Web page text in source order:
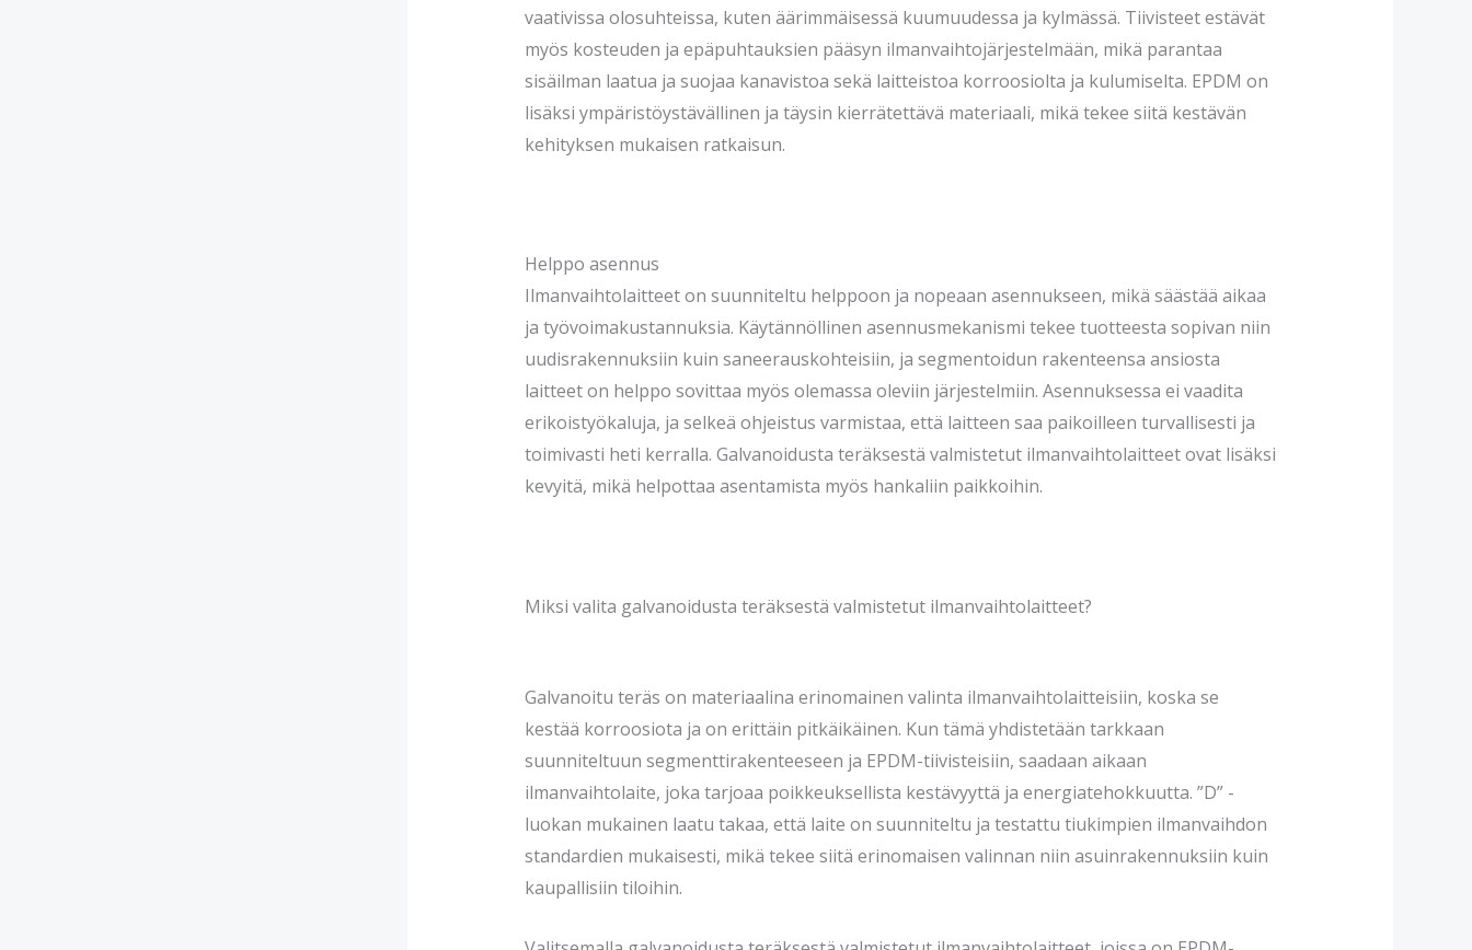
vaativissa olosuhteissa, kuten äärimmäisessä kuumuudessa ja kylmässä. Tiivisteet estävät
myös kosteuden ja epäpuhtauksien pääsyn ilmanvaihtojärjestelmään, mikä parantaa
sisäilman laatua ja suojaa kanavistoa sekä laitteistoa korroosiolta ja kulumiselta. EPDM on
lisäksi ympäristöystävällinen ja täysin kierrätettävä materiaali, mikä tekee siitä kestävän
kehityksen mukaisen ratkaisun.
Helppo asennus
Ilmanvaihtolaitteet on suunniteltu helppoon ja nopeaan asennukseen, mikä säästää aikaa
ja työvoimakustannuksia. Käytännöllinen asennusmekanismi tekee tuotteesta sopivan niin
uudisrakennuksiin kuin saneerauskohteisiin, ja segmentoidun rakenteensa ansiosta
laitteet on helppo sovittaa myös olemassa oleviin järjestelmiin. Asennuksessa ei vaadita
erikoistyökaluja, ja selkeä ohjeistus varmistaa, että laitteen saa paikoilleen turvallisesti ja
toimivasti heti kerralla. Galvanoidusta teräksestä valmistetut ilmanvaihtolaitteet ovat lisäksi
kevyitä, mikä helpottaa asentamista myös hankaliin paikkoihin.
Miksi valita galvanoidusta teräksestä valmistetut ilmanvaihtolaitteet?
Galvanoitu teräs on materiaalina erinomainen valinta ilmanvaihtolaitteisiin, koska se
kestää korroosiota ja on erittäin pitkäikäinen. Kun tämä yhdistetään tarkkaan
suunniteltuun segmenttirakenteeseen ja EPDM-tiivisteisiin, saadaan aikaan
ilmanvaihtolaite, joka tarjoaa poikkeuksellista kestävyyttä ja energiatehokkuutta. ”D” -
luokan mukainen laatu takaa, että laite on suunniteltu ja testattu tiukimpien ilmanvaihdon
standardien mukaisesti, mikä tekee siitä erinomaisen valinnan niin asuinrakennuksiin kuin
kaupallisiin tiloihin.